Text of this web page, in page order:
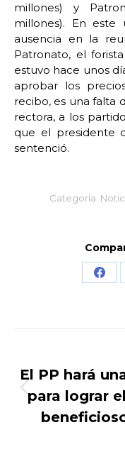
millones) y
millones). En este
ausencia en la
Patronato, el
estuvo hace unos
aprobar los
recibo, es una falta
rectora, a los
que el presidente
sentenció.
Categoría:
entre
El PP hará
para lograr